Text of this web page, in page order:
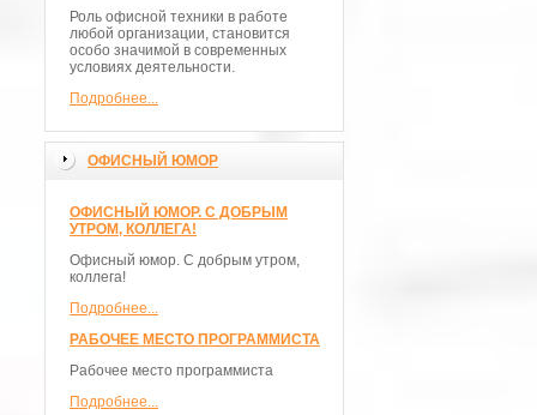
Роль офисной техники в работе
любой организации, становится
особо значимой в современных
условиях деятельности.
Подробнее...
ОФИСНЫЙ ЮМОР
ОФИСНЫЙ ЮМОР. С ДОБРЫМ
УТРОМ, КОЛЛЕГА!
Офисный юмор. С добрым утром,
коллега!
Подробнее...
РАБОЧЕЕ МЕСТО ПРОГРАММИСТА
Рабочее место программиста
Подробнее...